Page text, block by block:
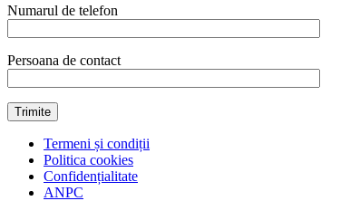
Numarul de telefon
Persoana de contact
Termeni și condiții
Politica cookies
Confidențialitate
ANPC